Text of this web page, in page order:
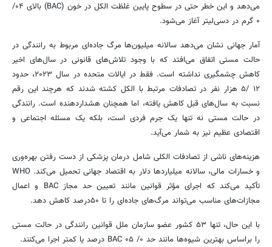
می‌دهد و این خطر حتی در سطوح پایین غلظت الکل در خون (BAC) بالای ۰۴/
۰ گرم در دسی‌لیتر آغاز می‌شود.
آمار جهانی نشان می‌دهد سالانه میلیون‌ها مرگ جاده‌ای مربوط به رانندگی در
حالت مستی اتفاق می‌افتد که با وجود تلاش‌های قانونی در سال‌های اخیر
کاهش چشمگیری نداشته است. فقط در ایالات متحده در سال ۲۰۲۳، حدود
۱۲ /۵ هزار نفر در تصادفات مرتبط با الکل کشته شدند که هرچند این رقم
نسبت به سال‌های قبل کاهش یافته، اما همچنان هشداردهنده است. رانندگی
در حالت مستی نه تنها یک جرم فردی است، بلکه یک مسئله اجتماعی و
اقتصادی عظیم نیز به شمار می‌آید.
هزینه‌های ناشی از تصادفات الکلی شامل درمان پزشکی از دست رفتن بهره‌وری
و خسارات مالی، سالانه میلیاردها دلار به اقتصاد جهانی تحمیل می‌کند. WHO
تأکید می‌کند که اجرای مؤثر قوانین مانند تعیین حد مجاز BAC و اعمال
مجازات‌های مناسب می‌تواند مرگ‌های جاده‌ای را تا ۵۰درصد کاهش دهد.
با این حال، تنها ۵۳ کشور عضو سازمان ملل قوانین رانندگی در حالت مستی
را براساس بهترین شیوه‌ها مانند حد BAC ۰۵ /۰ درصد یا کمتر اجرا می‌کنند.